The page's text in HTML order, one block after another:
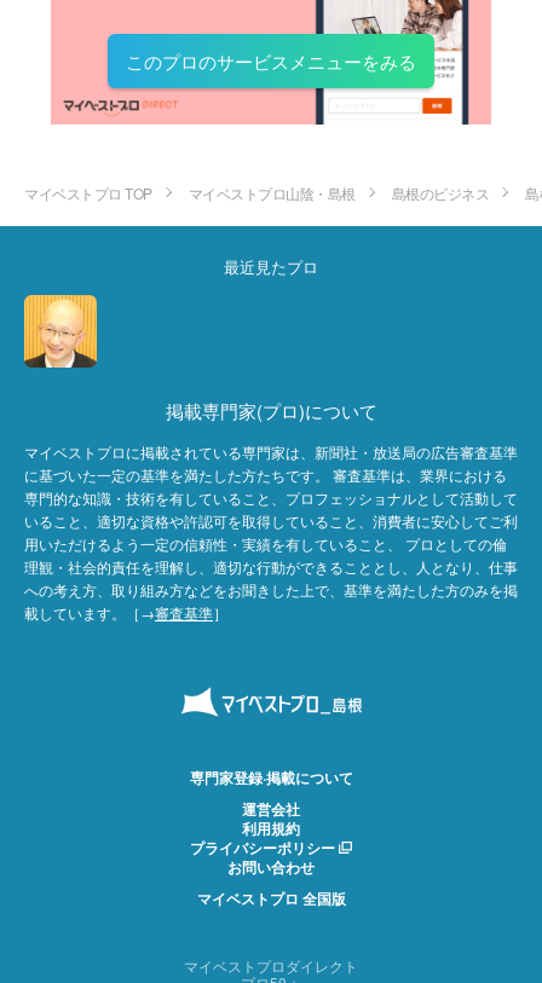
このプロのサービスメニューをみる
マイベストプロ TOP マイベストプロ山陰・島根 島根のビジネス
最近見たプロ
掲載専門家(プロ)について
マイベストプロに掲載されている専門家は、新聞社・放送局の広告審査基準
に基づいた一定の基準を満たした方たちです。 審査基準は、業界における
専門的な知識・技術を有していること、プロフェッショナルとして活動して
いること、適切な資格や許認可を取得していること、消費者に安心してご利
用いただけるよう一定の信頼性・実績を有していること、 プロとしての倫
理観・社会的責任を理解し、適切な行動ができることとし、人となり、仕事
への考え方、取り組み方などをお聞きした上で、基準を満たした方のみを掲
載しています。［→審査基準］
専門家登録·掲載について
運営会社
利用規約
プライバシーポリシー
お問い合わせ
マイベストプロ 全国版
マイベストプロダイレクト